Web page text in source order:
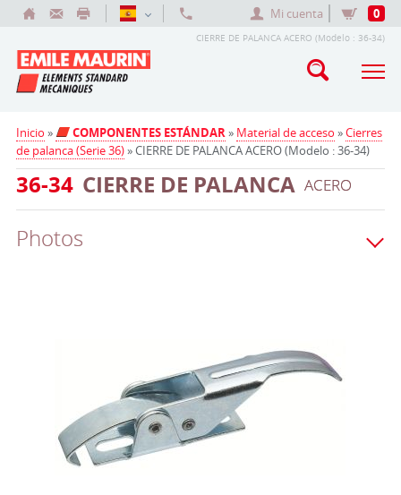
Mi cuenta 0
CIERRE DE PALANCA ACERO (Modelo : 36-34)
Inicio » COMPONENTES ESTÁNDAR» Material de acceso »Cierres
de palanca (Serie 36)» CIERRE DE PALANCA ACERO (Modelo : 36-34)
36-34 CIERRE DE PALANCA ACERO
Photos